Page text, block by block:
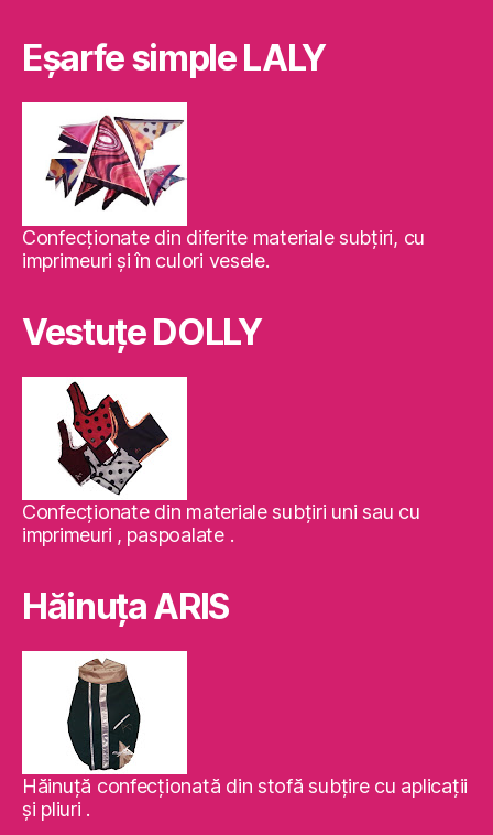
Eşarfe simple LALY
Confecţionate din diferite materiale subţiri, cu
imprimeuri şi în culori vesele.
Vestuţe DOLLY
Confecţionate din materiale subţiri uni sau cu
imprimeuri , paspoalate .
Hăinuţa ARIS
Hăinuţă confecţionată din stofă subţire cu aplicaţii
şi pliuri .